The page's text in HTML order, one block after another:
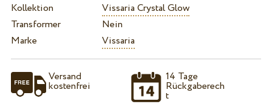
Kollektion
Vissaria Crystal Glow
Transformer
Nein
Marke
Vissaria
Versand
kostenfrei
14 Tage
Rückgaberech
t